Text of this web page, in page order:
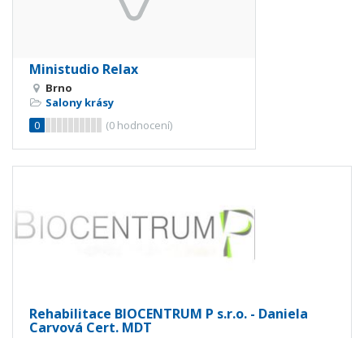
Ministudio Relax
Brno
Salony krásy
0
(0 hodnocení)
Rehabilitace BIOCENTRUM P s.r.o. - Daniela
Carvová Cert. MDT